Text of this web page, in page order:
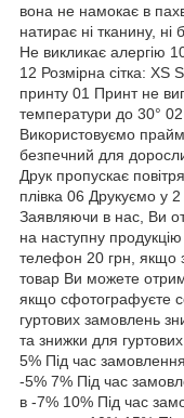
вона не намокає в
натирає ні тканину,
Не викликає алергію
12 Розмірна сітка: XS
принту 01 Принт не
температури до 30° 02
Використовуємо
безпечний для
Друк пропускає
плівка 06 Друкуємо у
Заявляючи в нас, Ви
на наступну
телефон 20 грн, якщо
товар Ви можете
якщо сфотографуєте
гуртових замовлень
та знижки для
5% Під час
-5% 7% Під час
в -7% 10% Під час